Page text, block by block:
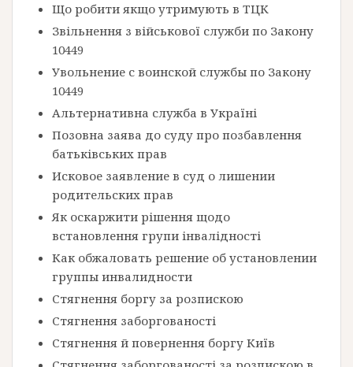
Що робити якщо утримують в ТЦК
Звільнення з військової служби по Закону
10449
Увольнение с воинской службы по Закону
10449
Альтернативна служба в Україні
Позовна заява до суду про позбавлення
батьківських прав
Исковое заявление в суд о лишении
родительских прав
Як оскаржити рішення щодо
встановлення групи інвалідності
Как обжаловать решение об установлении
группы инвалидности
Стягнення боргу за розпискою
Стягнення заборгованості
Стягнення й повернення боргу Київ